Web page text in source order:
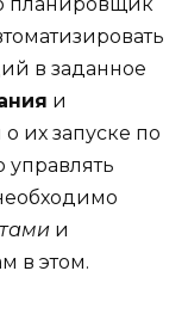
в заданное
и
о их запуске по
и
в этом.